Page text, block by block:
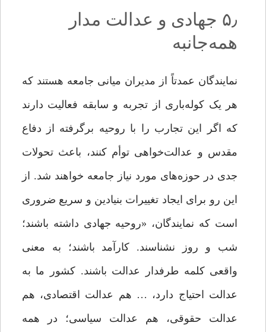
۵٫ جهادی و عدالت مدار
همه‌جانبه
نمایندگان عمدتاً از مدیران میانی جامعه هستند که
هر یک کوله‌باری از تجربه و سابقه فعالیت دارند
که اگر این تجارب را با روحیه برگرفته از دفاع
مقدس و عدالت‌خواهی توأم کنند، باعث تحولات
جدی در حوزه‌های مورد نیاز جامعه خواهند شد. از
این‌ رو برای ایجاد تغییرات بنیادین و سریع ضروری
است که نمایندگان، «روحیه‌ جهادی داشته باشند؛
شب و روز نشناسند. کارآمد باشند؛ به معنی
واقعی کلمه طرفدار عدالت باشند. کشور ما به
عدالت احتیاج دارد، … هم عدالت اقتصادی، هم
عدالت حقوقی، هم عدالت سیاسی؛ در همه‌